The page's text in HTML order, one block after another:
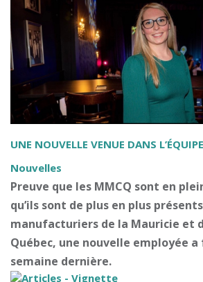
UNE NOUVELLE VENUE DANS
Nouvelles
Preuve que les MMCQ sont en
qu’ils sont de plus en plus
manufacturiers de la Mauricie et
Québec, une nouvelle employée
semaine dernière.